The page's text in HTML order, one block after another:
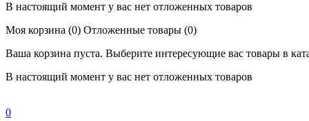
В настоящий момент у вас нет отложенных товаров
Моя корзина (0) Отложенные товары (0)
Ваша корзина пуста. Выберите интересующие вас товары в
В настоящий момент у вас нет отложенных товаров
0